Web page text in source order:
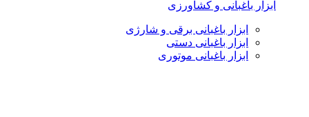
ابزار باغبانی و کشاورزی
ابزار باغبانی برقی و شارژی
ابزار باغبانی دستی
ابزار باغبانی موتوری